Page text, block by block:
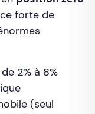
forte de
2% à 8%
(seul